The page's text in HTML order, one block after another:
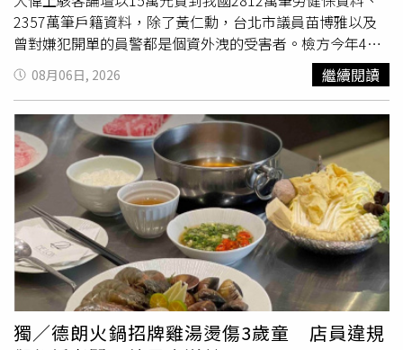
電卻沒留下交付筆電的紀錄；林姓女子離職卻不還也否認拿
筆電，他研判林姓女子的動機可能是因為公司不願意開非自
願離職證明。台北地院為了解那部筆電的使用情形，找診所
人資作證，人資出庭表示，診所通常不會配發電腦，除非是
特定情況才會提供電腦讓員工帶回去，不過診所沒有為公用
物品的管理做任何紀錄，不會讓員工簽領用或交接文件。人
資證稱，2022年年底她在大安區診所工作時，筆電放她座
位旁邊，後來退租搬到新店之後，就沒看到筆電了。北院審
酌，本案公司沒有明確的財產設備管理紀錄制度，證人也說
筆電在搬家後遺失，即使林姓女子實際上沒有侵占，馬姓牙
醫可能出於誤會或懷疑筆電被Ａ走才會提告，從相關事證可
研判他並未捏造證據，不能因為林姓女子感到委屈就說馬姓
牙醫有誣告。林姓女子為佐證自己沒有侵占公司筆電的動
機，提出2022年2月在MOMO網購ASUS Vivobook X515EP
15.6吋 i7獨顯輕薄筆電的發票，不過法官認為這只能證明林
姓女子到職前一年自己有買筆電，無法判斷她是否拿了馬姓
2357萬筆戶籍資料，除了黃仁勳，台北市議員苗博雅以及
曾對嫌犯開單的員警都是個資外洩的受害者。檢方今年4月
偵辦個資法案件，搜索約談台北市警局中正二分局南海派出
所女警曾芃扉，經追查確認，她也跟這個暗網個資犯罪集團
有關，男友黃頤楷與主嫌黃柏崴是堂兄弟，因此利用這段關
係，委由曾芃扉代查車主個資，並兩度行賄現金1000元，
不過曾芃扉都拒絕。暗網個資團還有第三條線，承辦檢察官
李安兒查出，雲林縣長張麗善2024年6月出訪日本的行程全
部外洩中共，內鬼就是縣長秘書施亮言。暗網團主嫌黃柏崴
2023年先被對岸吸收，開始為中共刺探、收集我國政治情
報，同年6月他串起施亮言這條人脈，由施亮言提供中共對
台工作情資。北檢今日偵結全案，以國安法、個資法、違背
職務行賄起訴12名被告，並以主嫌黃柏崴嚴重侵蝕國家安
全、任意踐踏國人隱私，共求處13年以上有期徒刑，對另一
名主嫌「黑夜奇俠」王大偉求刑4年以上。本案最大咖受害
人黃仁勳，在2024年6月2日個資外洩，暗網個資團主嫌王
08月06日, 2026 繼續閱讀
獨／德朗火鍋招牌雞湯燙傷3歲童 店員違規